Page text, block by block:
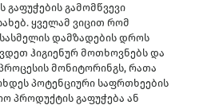
გაფუჭების გამომწვევი
ყველამ ვიცით რომ
სასმელის დამზადების დროს
ჰიგიენურ მოთხოვნებს და
მონიტორინგს, რათა
პოტენციური საფრთხეების
პროდუქტის გაფუჭება ან